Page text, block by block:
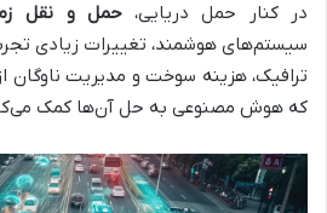
در کنار حمل دریایی،حمل و نقل
سیستم‌های هوشمند، تغییرات زیادی
ترافیک، هزینه سوخت و مدیریت
که هوش مصنوعی به حل آن‌ها کمک